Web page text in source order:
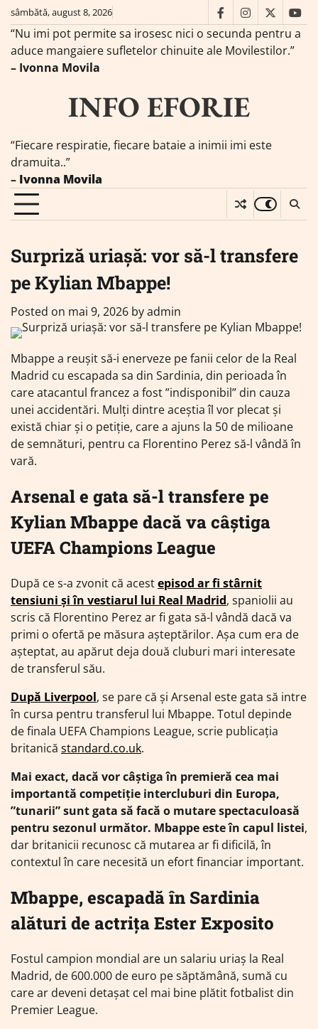
Skip
content
sâmbătă, august 8, 2026 facebookinstagram
twitter
“Nu imi pot permite sa irosesc nici o secunda pentru a
aduce mangaiere sufletelor chinuite ale Movilestilor.”
– Ivonna Movila
INFO EFORIE
“Fiecare respiratie, fiecare bataie a inimii imi este
dramuita..”
– Ivonna Movila
Surpriză uriașă: vor să-l transfere
pe Kylian Mbappe!
Posted on mai 9, 2026 byadmin
Mbappe a reușit să-i enerveze pe fanii celor de la Real
Madrid cu escapada sa din Sardinia, din perioada în
care atacantul francez a fost ”indisponibil” din cauza
unei accidentări. Mulți dintre aceștia îl vor plecat și
există chiar și o petiție, care a ajuns la 50 de milioane
de semnături, pentru ca Florentino Perez să-l vândă în
vară.
Arsenal e gata să-l transfere pe
Kylian Mbappe dacă va câștiga
UEFA Champions League
După ce s-a zvonit că acestepisod ar fi stârnit
tensiuni și în vestiarul lui Real Madrid, spaniolii au
scris că Florentino Perez ar fi gata să-l vândă dacă va
primi o ofertă pe măsura așteptărilor. Așa cum era de
așteptat, au apărut deja două cluburi mari interesate
de transferul său.
După Liverpool, se pare că și Arsenal este gata să intre
în cursa pentru transferul lui Mbappe. Totul depinde
de finala UEFA Champions League, scrie publicația
britanică standard.co.uk.
Mai exact, dacă vor câștiga în premieră cea mai
importantă competiție intercluburi din Europa,
”tunarii” sunt gata să facă o mutare spectaculoasă
pentru sezonul următor. Mbappe este în capul listei,
dar britanicii recunosc că mutarea ar fi dificilă, în
contextul în care necesită un efort financiar important.
Mbappe, escapadă în Sardinia
alături de actrița Ester Exposito
Fostul campion mondial are un salariu uriaș la Real
Madrid, de 600.000 de euro pe săptămână, sumă cu
care ar deveni detașat cel mai bine plătit fotbalist din
Premier League.